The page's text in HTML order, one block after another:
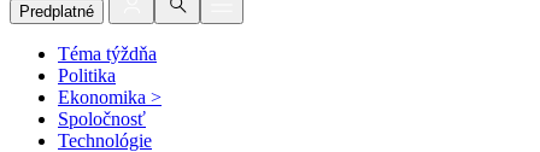
Predplatné
Téma týždňa
Politika
Ekonomika >
Spoločnosť
Technológie